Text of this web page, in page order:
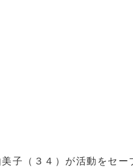
子（３４）が活動をセ